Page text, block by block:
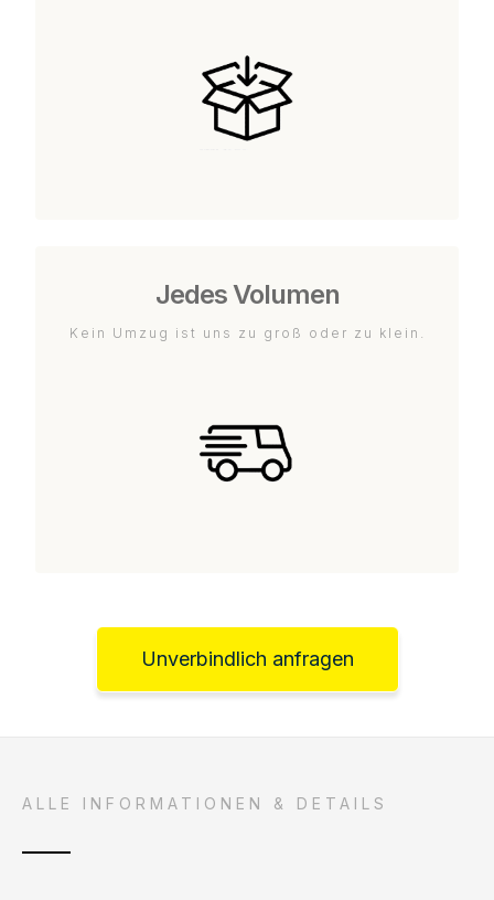
Jedes Volumen
Kein Umzug ist uns zu groß oder zu klein.
Unverbindlich anfragen
ALLE INFORMATIONEN & DETAILS